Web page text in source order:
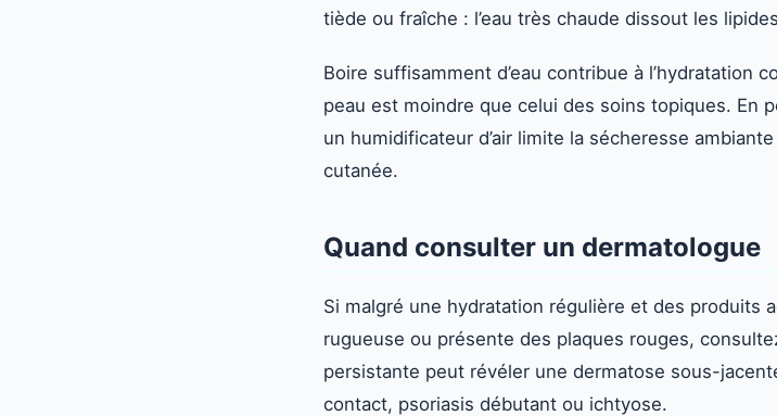
tiède ou fraîche : l’eau très chaude dissout les
Boire suffisamment d’eau contribue à l’hydratation
peau est moindre que celui des soins topiques. En
un humidificateur d’air limite la sécheresse ambiante
cutanée.
Quand consulter un dermatologue
Si malgré une hydratation régulière et des produits
rugueuse ou présente des plaques rouges,
persistante peut révéler une dermatose sous-
contact, psoriasis débutant ou ichtyose.